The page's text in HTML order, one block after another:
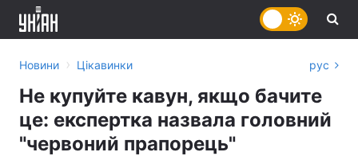
Новини › Цікавинки рус
Не купуйте кавун, якщо бачите
це: експертка назвала головний
"червоний прапорець"